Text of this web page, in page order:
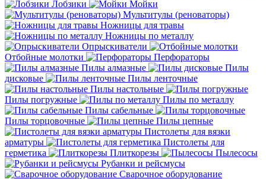
Лобзики
Мойки
Мультитулы (реноваторы)
Ножницы для травы
Ножницы по металлу
Опрыскиватели
Отбойные молотки
Перфораторы
Пилы алмазные
Пилы
дисковые
Пилы ленточные
Пилы настольные
Пилы погружные
Пилы по металлу
Пилы сабельные
Пилы торцовочные
Пилы цепные
Пистолеты для вязки
арматуры
Пистолеты для
герметика
Плиткорезы
Пылесосы
Рубанки и рейсмусы
Сварочное оборудование